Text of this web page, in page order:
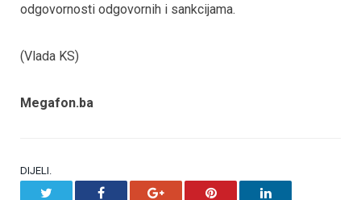
odgovornosti odgovornih i sankcijama.
(Vlada KS)
Megafon.ba
DIJELI.
Facebook Google+ Pinterest LinkedIn